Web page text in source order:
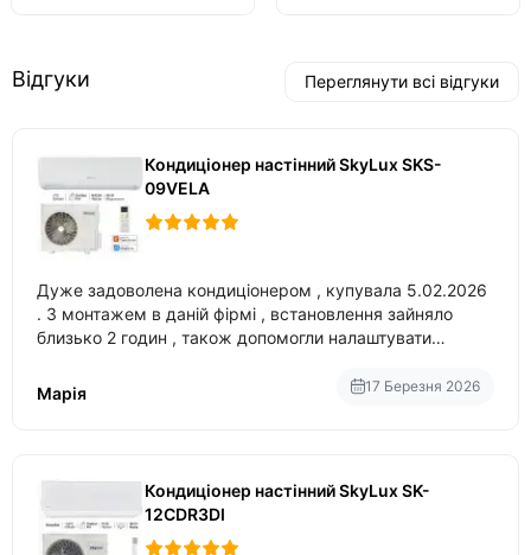
Відгуки Переглянути всі відгуки
Кондиціонер настінний SkyLux SKS-
09VELA
Дуже задоволена кондиціонером , купувала 5.02.2026
. З монтажем в даній фірмі , встановлення зайняло
близько 2 годин , також допомогли налаштувати
Марія
17 Березня 2026
Кондиціонер настінний SkyLux SK-
12CDR3DI